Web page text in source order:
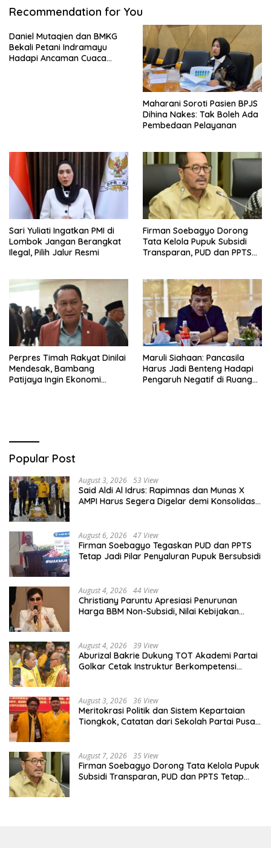
Recommendation for You
Daniel Mutaqien dan BMKG
Bekali Petani Indramayu
Hadapi Ancaman Cuaca
Maharani Soroti Pasien BPJS
Dihina Nakes: Tak Boleh Ada
Pembedaan Pelayanan
Sari Yuliati Ingatkan PMI di
Lombok Jangan Berangkat
Ilegal, Pilih Jalur Resmi
Firman Soebagyo Dorong
Tata Kelola Pupuk Subsidi
Transparan, PUD dan PPTS
Perpres Timah Rakyat Dinilai
Mendesak, Bambang
Patijaya Ingin Ekonomi
Maruli Siahaan: Pancasila
Harus Jadi Benteng Hadapi
Pengaruh Negatif di Ruang
Popular Post
August 3, 2026 53 View
Said Aldi Al Idrus: Rapimnas dan Munas X
AMPI Harus Segera Digelar demi Konsolidasi
August 6, 2026 47 View
Firman Soebagyo Tegaskan PUD dan PPTS
Tetap Jadi Pilar Penyaluran Pupuk Bersubsidi
August 4, 2026 44 View
Christiany Paruntu Apresiasi Penurunan
Harga BBM Non-Subsidi, Nilai Kebijakan
August 4, 2026 39 View
Aburizal Bakrie Dukung TOT Akademi Partai
Golkar Cetak Instruktur Berkompetensi
August 3, 2026 36 View
Meritokrasi Politik dan Sistem Kepartaian
Tiongkok, Catatan dari Sekolah Partai Pusat
August 7, 2026 35 View
Firman Soebagyo Dorong Tata Kelola Pupuk
Subsidi Transparan, PUD dan PPTS Tetap